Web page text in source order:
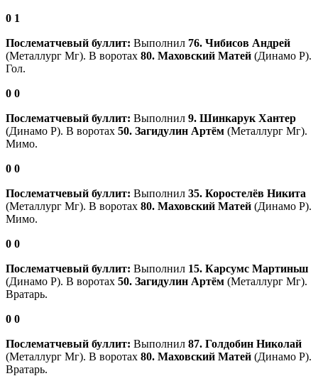
0 1
Послематчевый буллит: Выполнил 76. Чибисов Андрей
(Металлург Мг). В воротах 80. Маховский Матей (Динамо Р).
Гол.
0 0
Послематчевый буллит: Выполнил 9. Шинкарук Хантер
(Динамо Р). В воротах 50. Загидулин Артём (Металлург Мг).
Мимо.
0 0
Послематчевый буллит: Выполнил 35. Коростелёв Никита
(Металлург Мг). В воротах 80. Маховский Матей (Динамо Р).
Мимо.
0 0
Послематчевый буллит: Выполнил 15. Карсумс Мартиньш
(Динамо Р). В воротах 50. Загидулин Артём (Металлург Мг).
Вратарь.
0 0
Послематчевый буллит: Выполнил 87. Голдобин Николай
(Металлург Мг). В воротах 80. Маховский Матей (Динамо Р).
Вратарь.